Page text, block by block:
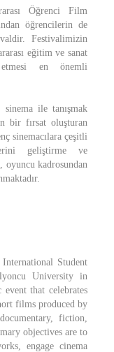
Öğrenci Film
öğrencilerin de
Festivalimizin
eğitim ve sanat
etmesi en önemli
ile tanışmak
bir fırsat oluşturan
sinemacılara çeşitli
geliştirme ve
oyuncu kadrosundan
Student
University in
that celebrates
films produced by
fiction,
objectives are to
engage cinema